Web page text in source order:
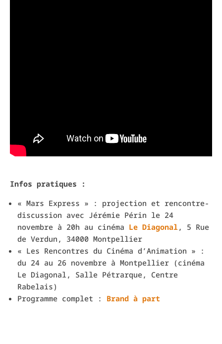
Infos pratiques :
« Mars Express » : projection et rencontre-
discussion avec Jérémie Périn le 24
novembre à 20h au cinéma Le Diagonal, 5 Rue
de Verdun, 34000 Montpellier
« Les Rencontres du Cinéma d’Animation » :
du 24 au 26 novembre à Montpellier (cinéma
Le Diagonal, Salle Pétrarque, Centre
Rabelais)
Programme complet : Brand à part